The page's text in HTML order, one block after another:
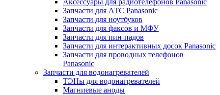
Аксессуары для радиотелефонов Panasonic
Запчасти для АТС Panasonic
Запчасти для ноутбуков
Запчасти для факсов и МФУ
Запчасти для пин-падов
Запчасти для интерактивных досок Panasonic
Запчасти для проводных телефонов
Panasonic
Запчасти для водонагревателей
ТЭНы для водонагревателей
Магниевые аноды